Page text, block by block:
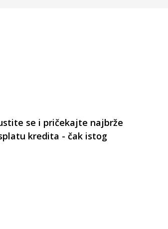
se i pričekajte najbrže
kredita - čak istog